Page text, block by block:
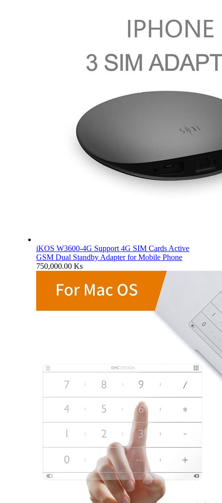
iKOS W3600-4G Support 4G SIM Cards Active
GSM Dual Standby Adapter for Mobile Phone
750,000.00 Ks